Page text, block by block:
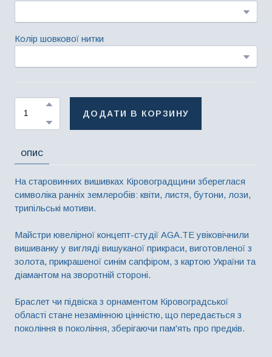
Колір шовкової нитки
ДОДАТИ В КОРЗИНУ
ОПИС
На старовинних вишивках Кіровоградщини збереглася
символіка ранніх землеробів: квіти, листя, бутони, лози,
трипільські мотиви.
Майстри ювелірної концепт-студії AGA.TE увіковічнили
вишиванку у вигляді вишуканої прикраси, виготовленої з
золота, прикрашеної синім сапфіром, з картою України та
діамантом на зворотній стороні.
Браслет чи підвіска з орнаментом Кіровоградської
області стане незамінною цінністю, що передається з
покоління в покоління, зберігаючи пам'ять про предків.